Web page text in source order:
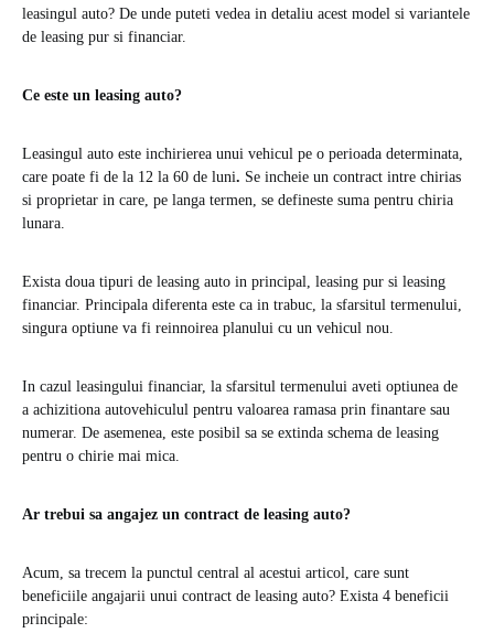
leasingul auto? De unde puteti vedea in detaliu acest model si variantele
de leasing pur si financiar.
Ce este un leasing auto?
Leasingul auto este inchirierea unui vehicul pe o perioada determinata,
care poate fi de la 12 la 60 de luni. Se incheie un contract intre chirias
si proprietar in care, pe langa termen, se defineste suma pentru chiria
lunara.
Exista doua tipuri de leasing auto in principal, leasing pur si leasing
financiar. Principala diferenta este ca in trabuc, la sfarsitul termenului,
singura optiune va fi reinnoirea planului cu un vehicul nou.
In cazul leasingului financiar, la sfarsitul termenului aveti optiunea de
a achizitiona autovehiculul pentru valoarea ramasa prin finantare sau
numerar. De asemenea, este posibil sa se extinda schema de leasing
pentru o chirie mai mica.
Ar trebui sa angajez un contract de leasing auto?
Acum, sa trecem la punctul central al acestui articol, care sunt
beneficiile angajarii unui contract de leasing auto? Exista 4 beneficii
principale: